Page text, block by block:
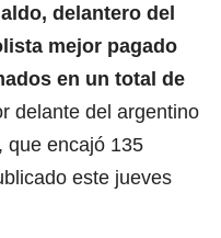
delantero del
mejor pagado
en un total de
delante del argentino
que encajó 135
este jueves